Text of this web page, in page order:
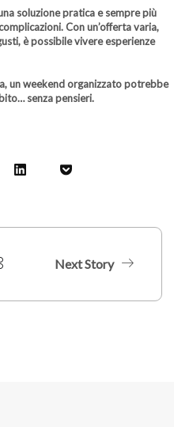
soluzione pratica e sempre più
Con un’offerta varia,
è possibile vivere esperienze
un weekend organizzato potrebbe
senza pensieri.
Next Story